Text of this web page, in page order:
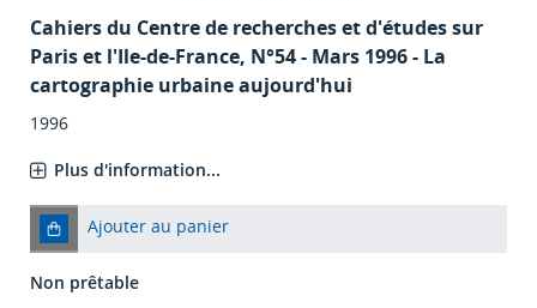
Cahiers du Centre de recherches et d'études sur
Paris et l'Ile-de-France, N°54 - Mars 1996 - La
cartographie urbaine aujourd'hui
1996
Plus d'information...
Ajouter au panier
Non prêtable